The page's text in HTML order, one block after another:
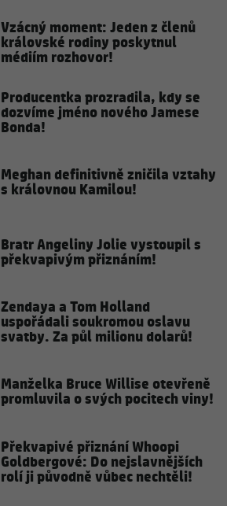
Vzácný moment: Jeden z členů
královské rodiny poskytnul
médiím rozhovor!
Producentka prozradila, kdy se
dozvíme jméno nového Jamese
Bonda!
Meghan definitivně zničila vztahy
s královnou Kamilou!
Bratr Angeliny Jolie vystoupil s
překvapivým přiznáním!
Zendaya a Tom Holland
uspořádali soukromou oslavu
svatby. Za půl milionu dolarů!
Manželka Bruce Willise otevřeně
promluvila o svých pocitech viny!
Překvapivé přiznání Whoopi
Goldbergové: Do nejslavnějších
rolí ji původně vůbec nechtěli!